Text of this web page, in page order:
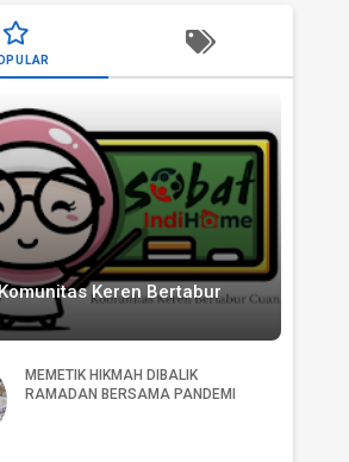
Keren Bertabur
MEMETIK HIKMAH DIBALIK
RAMADAN BERSAMA PANDEMI